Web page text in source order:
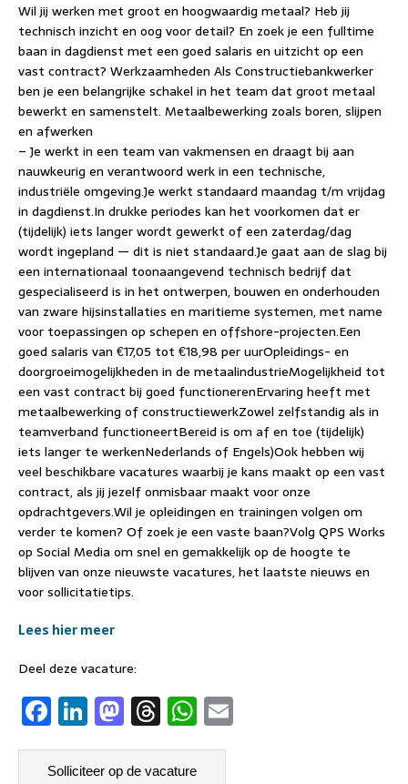
Wil jij werken met groot en hoogwaardig metaal? Heb jij
technisch inzicht en oog voor detail? En zoek je een fulltime
baan in dagdienst met een goed salaris en uitzicht op een
vast contract? Werkzaamheden Als Constructiebankwerker
ben je een belangrijke schakel in het team dat groot metaal
bewerkt en samenstelt. Metaalbewerking zoals boren, slijpen
en afwerken
– Je werkt in een team van vakmensen en draagt bij aan
nauwkeurig en verantwoord werk in een technische,
industriële omgeving.Je werkt standaard maandag t/m vrijdag
in dagdienst.In drukke periodes kan het voorkomen dat er
(tijdelijk) iets langer wordt gewerkt of een zaterdag/dag
wordt ingepland — dit is niet standaard.Je gaat aan de slag bij
een internationaal toonaangevend technisch bedrijf dat
gespecialiseerd is in het ontwerpen, bouwen en onderhouden
van zware hijsinstallaties en maritieme systemen, met name
voor toepassingen op schepen en offshore-projecten.Een
goed salaris van €17,05 tot €18,98 per uurOpleidings- en
doorgroeimogelijkheden in de metaalindustrieMogelijkheid tot
een vast contract bij goed functionerenErvaring heeft met
metaalbewerking of constructiewerkZowel zelfstandig als in
teamverband functioneertBereid is om af en toe (tijdelijk)
iets langer te werkenNederlands of Engels)Ook hebben wij
veel beschikbare vacatures waarbij je kans maakt op een vast
contract, als jij jezelf onmisbaar maakt voor onze
opdrachtgevers.Wil je opleidingen en trainingen volgen om
verder te komen? Of zoek je een vaste baan?Volg QPS Works
op Social Media om snel en gemakkelijk op de hoogte te
blijven van onze nieuwste vacatures, het laatste nieuws en
voor sollicitatietips.
Lees hier meer
Deel deze vacature:
F
a
c
Li
n
k
M
a
st
T
h
re
W
h